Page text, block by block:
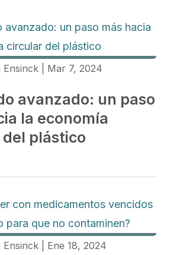
Ensinck| Mar 7, 2024
avanzado: un paso
la economía
plástico
Ensinck| Ene 18, 2024